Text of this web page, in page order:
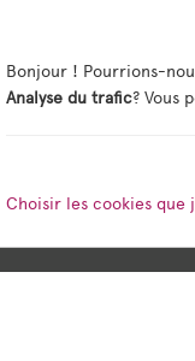
Bonjour ! Pourrions-
Analyse du trafic? Vous
Choisir les cookies que